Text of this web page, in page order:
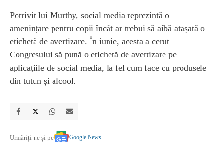
Potrivit lui Murthy, social media reprezintă o
amenințare pentru copii încât ar trebui să aibă atașată o
etichetă de avertizare. În iunie, acesta a cerut
Congresului să pună o etichetă de avertizare pe
aplicațiile de social media, la fel cum face cu produsele
din tutun și alcool.
Urmăriți-ne și pe Google News